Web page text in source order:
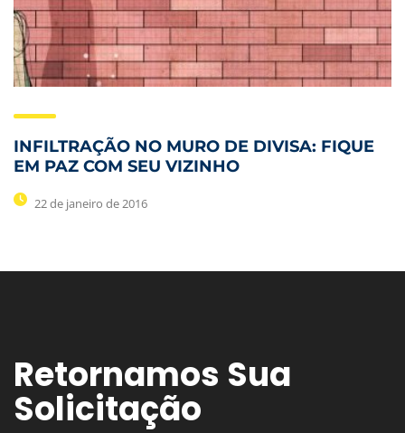
INFILTRAÇÃO NO MURO DE DIVISA: FIQUE
EM PAZ COM SEU VIZINHO
22 de janeiro de 2016
Retornamos Sua
Solicitação